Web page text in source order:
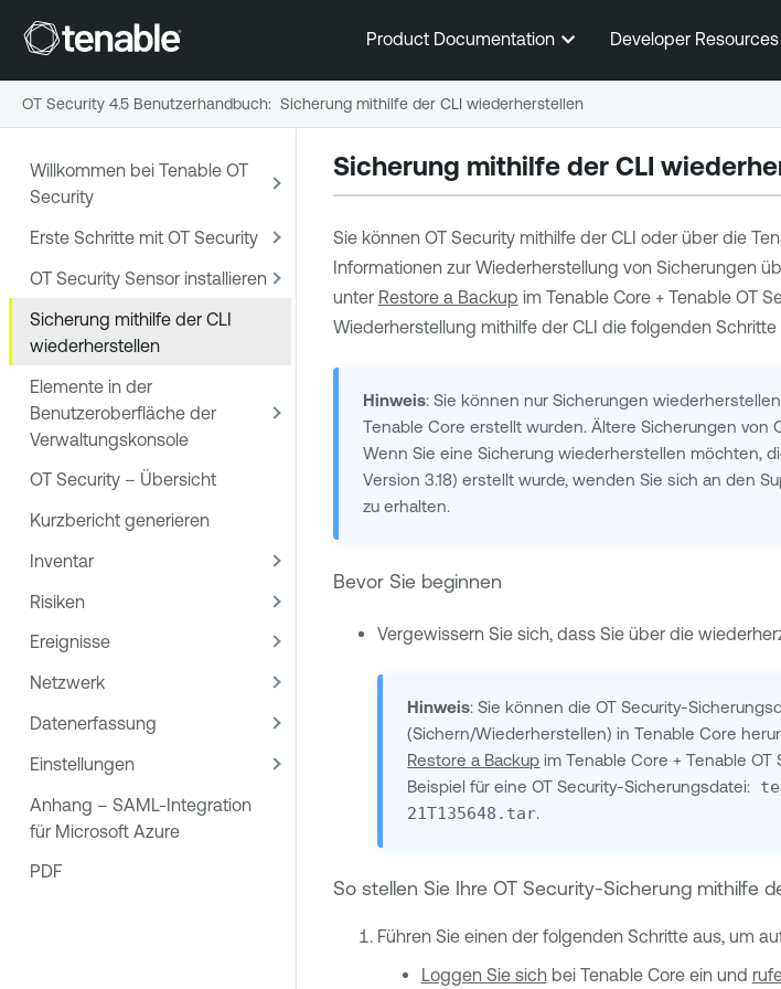
Zum Hauptinhalt
Product Documentation Developer Resources
Willkommen bei Tenable OT
Security
Erste Schritte mit OT Security
OT Security Sensor installieren
Sicherung mithilfe der CLI
wiederherstellen
Elemente in der
Benutzeroberfläche der
Verwaltungskonsole
OT Security – Übersicht
Kurzbericht generieren
Inventar
Risiken
Ereignisse
Netzwerk
Datenerfassung
Einstellungen
Anhang – SAML-Integration
für Microsoft Azure
PDF
Sicherung mithilfe der CLI
Sie können OT Securitymithilfe der CLI oder über die
Informationen zur Wiederherstellung von Sicherungen
unter Restore a Backup im Tenable Core+ Tenable OT
Wiederherstellung mithilfe der CLI die folgenden Schritte
Hinweis: Sie können nur Sicherungen
Tenable Core erstellt wurden. Ältere Sicherungen von
Wenn Sie eine Sicherung wiederherstellen möchten,
Version 3.18) erstellt wurde, wenden Sie sich an den
zu erhalten.
Bevor Sie beginnen
Vergewissern Sie sich, dass Sie über die
Hinweis: Sie können dieOT Security-
(Sichern/Wiederherstellen) inTenable Core
Restore a Backup imTenable Core +Tenable OT
Beispiel für eineOT Security-Sicherungsdatei:
21T135648.tar.
So stellen Sie Ihre OT Security-Sicherung mithilfe
Führen Sie einen der folgenden Schritte aus, um
Loggen Sie sichbei Tenable Coreein und
OT Security 4.5 Benutzerhandbuch: Sicherung mithilfe der CLI wiederherstellen